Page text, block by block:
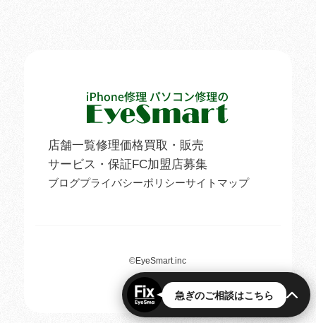
店舗一覧修理価格買取・販売
サービス・保証FC加盟店募集
ブログプライバシーポリシーサイトマップ
©EyeSmart.inc
急ぎのご相談はこちら